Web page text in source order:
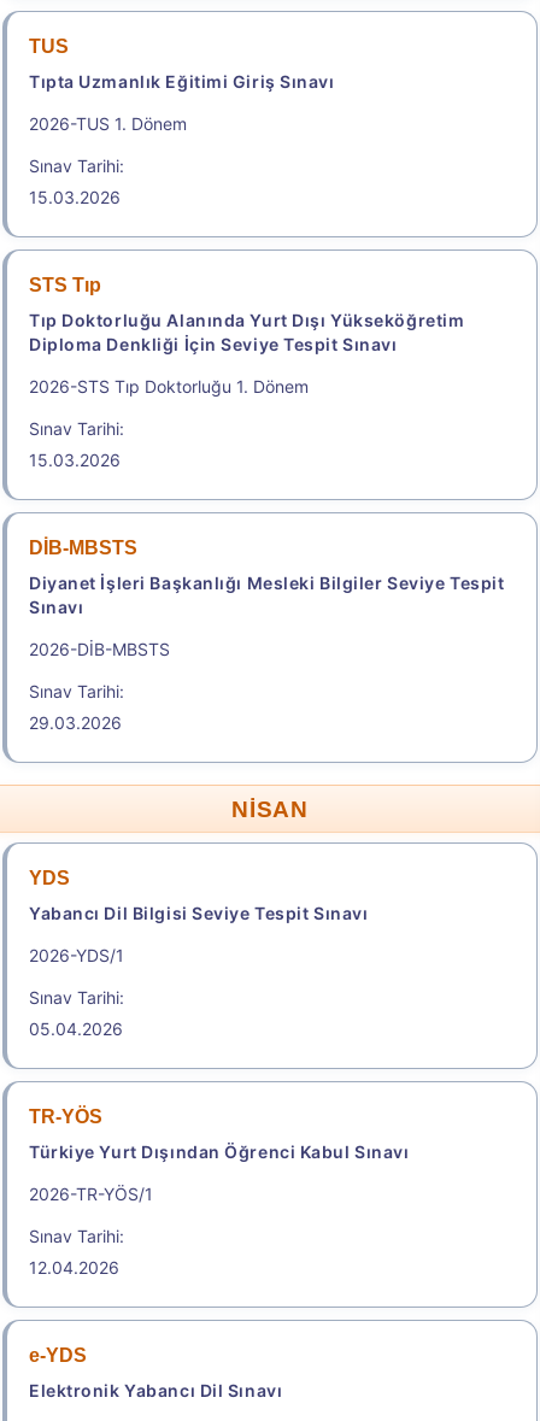
.e-TEP 2026/3 İngilizce
English Proficiency
Sonuç Tarihi: 18.08.2026
.2026-KPSS Ön Lisans
Kamu Personel Seçme Sınavı
Geç Başvuru Tarihi: 19.08.2026 - 20.08.2026
23:59
Başvuru Yap
Başvuru Kılavuzu Aday Başvuru Formu
Aday İşlemleri Sistemi (AİS) Engelli Başvuru Kullanıcı
Başvuru Merkezleri
.2026-ALES/2
Akademik Personel ve Lisansüstü Eğitimi Giriş
Sınavı
Sonuç Tarihi: 21.08.2026
Sonuçlar
Başvuru Kılavuzu
Anahtarı (% 10)
TUS
Tıpta Uzmanlık Eğitimi Giriş Sınavı
2026-TUS 1. Dönem
Sınav Tarihi:
15.03.2026
STS Tıp
Tıp Doktorluğu Alanında Yurt Dışı Yükseköğretim
Diploma Denkliği İçin Seviye Tespit Sınavı
2026-STS Tıp Doktorluğu 1. Dönem
Sınav Tarihi:
15.03.2026
DİB-MBSTS
Diyanet İşleri Başkanlığı Mesleki Bilgiler Seviye Tespit
Sınavı
2026-DİB-MBSTS
Sınav Tarihi:
29.03.2026
NİSAN
YDS
Yabancı Dil Bilgisi Seviye Tespit Sınavı
2026-YDS/1
Sınav Tarihi:
05.04.2026
TR-YÖS
Türkiye Yurt Dışından Öğrenci Kabul Sınavı
2026-TR-YÖS/1
Sınav Tarihi:
12.04.2026
e-YDS
Elektronik Yabancı Dil Sınavı